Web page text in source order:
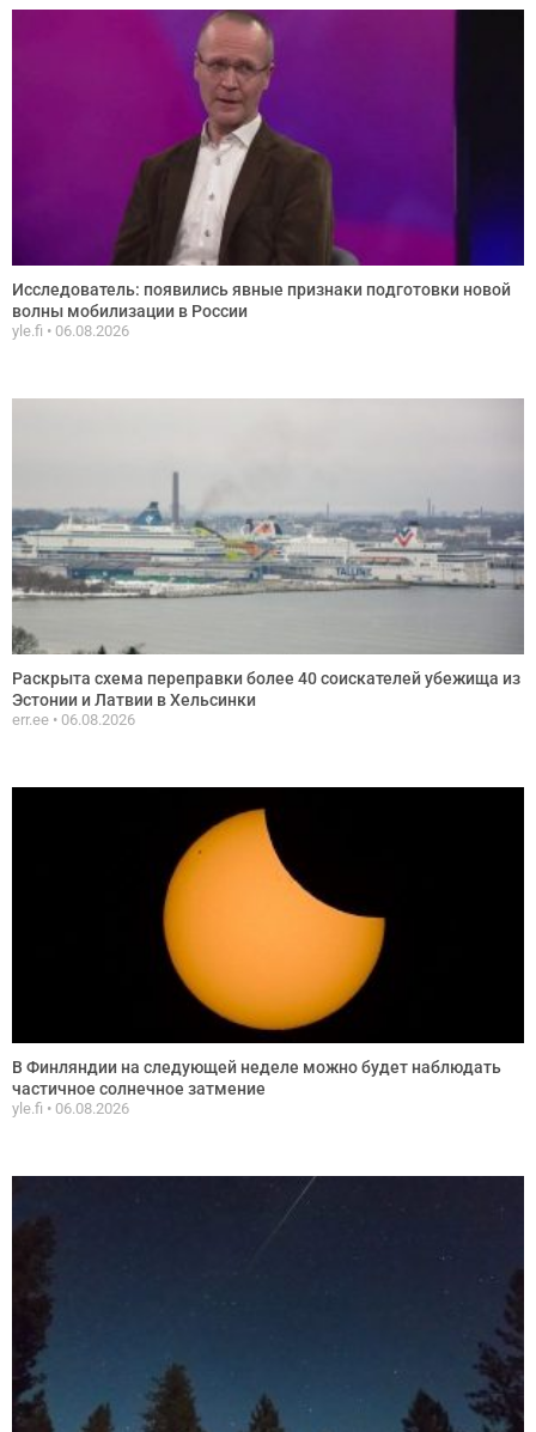
Исследователь: появились явные признаки подготовки новой
волны мобилизации в России
yle.fi 06.08.2026
Раскрыта схема переправки более 40 соискателей убежища из
Эстонии и Латвии в Хельсинки
err.ee 06.08.2026
В Финляндии на следующей неделе можно будет наблюдать
частичное солнечное затмение
yle.fi 06.08.2026